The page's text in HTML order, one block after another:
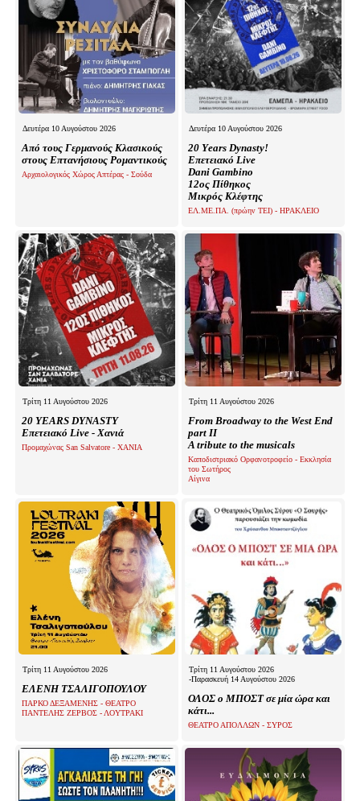
Δευτέρα 10 Αυγούστου 2026
Από τους Γερμανούς Κλασικούς
στους Επτανήσιους Ρομαντικούς
Αρχαιολογικός Χώρος Απτέρας - Σούδα
Δευτέρα 10 Αυγούστου 2026
20 Υears Dynasty!
Επετειακό Live
Dani Gambino
12ος Πίθηκος
Μικρός Κλέφτης
ΕΛ.ΜΕ.ΠΑ. (πρώην ΤΕΙ) - ΗΡΑΚΛΕΙΟ
Τρίτη 11 Αυγούστου 2026
20 YEARS DYNASTY
Επετειακό Live - Χανιά
Προμαχώνας San Salvatore - ΧΑΝΙΑ
Τρίτη 11 Αυγούστου 2026
From Broadway to the West End
part II
A tribute to the musicals
Καποδιστριακό Ορφανοτροφείο - Εκκλησία
του Σωτήρος
Αίγινα
Τρίτη 11 Αυγούστου 2026
ΕΛΕΝΗ ΤΣΑΛΙΓΟΠΟΥΛΟΥ
ΠΑΡΚΟ ΔΕΞΑΜΕΝΗΣ - ΘΕΑΤΡΟ
ΠΑΝΤΕΛΗΣ ΖΕΡΒΟΣ - ΛΟΥΤΡΑΚΙ
Τρίτη 11 Αυγούστου 2026
-Παρασκευή 14 Αυγούστου 2026
ΟΛΟΣ ο ΜΠΟΣΤ σε μία ώρα και
κάτι...
ΘΕΑΤΡΟ ΑΠΟΛΛΩΝ - ΣΥΡΟΣ